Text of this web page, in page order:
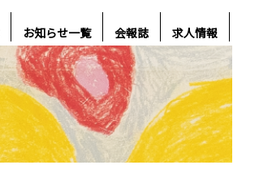
お知らせ一覧 会報誌 求人情報